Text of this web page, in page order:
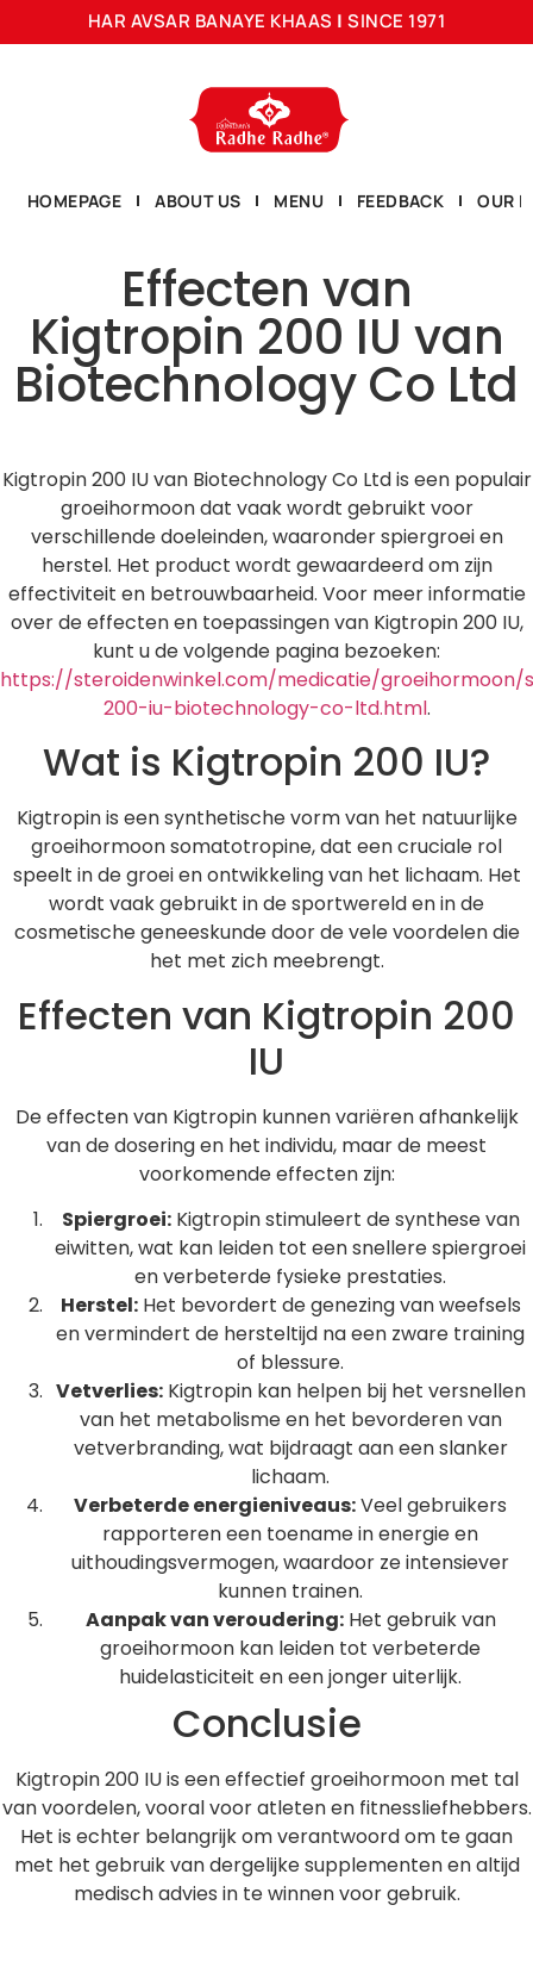
HAR AVSAR BANAYE KHAAS | SINCE 1971
HOMEPAGE ABOUT US MENU FEEDBACK OUR
Effecten van
Kigtropin 200 IU van
Biotechnology Co Ltd
Kigtropin 200 IU van Biotechnology Co Ltd is een populair
groeihormoon dat vaak wordt gebruikt voor
verschillende doeleinden, waaronder spiergroei en
herstel. Het product wordt gewaardeerd om zijn
effectiviteit en betrouwbaarheid. Voor meer informatie
over de effecten en toepassingen van Kigtropin 200 IU,
kunt u de volgende pagina bezoeken:
https://steroidenwinkel.com/medicatie/
200-iu-biotechnology-co-ltd.html.
Wat is Kigtropin 200 IU?
Kigtropin is een synthetische vorm van het natuurlijke
groeihormoon somatotropine, dat een cruciale rol
speelt in de groei en ontwikkeling van het lichaam. Het
wordt vaak gebruikt in de sportwereld en in de
cosmetische geneeskunde door de vele voordelen die
het met zich meebrengt.
Effecten van Kigtropin 200
IU
De effecten van Kigtropin kunnen variëren afhankelijk
van de dosering en het individu, maar de meest
voorkomende effecten zijn:
Spiergroei:Kigtropin stimuleert de synthese van
eiwitten, wat kan leiden tot een snellere spiergroei
en verbeterde fysieke prestaties.
Herstel:Het bevordert de genezing van weefsels
en vermindert de hersteltijd na een zware training
of blessure.
Vetverlies:Kigtropin kan helpen bij het versnellen
van het metabolisme en het bevorderen van
vetverbranding, wat bijdraagt aan een slanker
lichaam.
Verbeterde energieniveaus:Veel gebruikers
rapporteren een toename in energie en
uithoudingsvermogen, waardoor ze intensiever
kunnen trainen.
Aanpak van veroudering:Het gebruik van
groeihormoon kan leiden tot verbeterde
huidelasticiteit en een jonger uiterlijk.
Conclusie
Kigtropin 200 IU is een effectief groeihormoon met tal
van voordelen, vooral voor atleten en fitnessliefhebbers.
Het is echter belangrijk om verantwoord om te gaan
met het gebruik van dergelijke supplementen en altijd
medisch advies in te winnen voor gebruik.